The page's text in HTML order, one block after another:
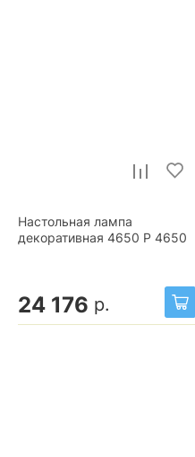
Настольная лампа
декоративная 4650 P 4650
24 176 р.